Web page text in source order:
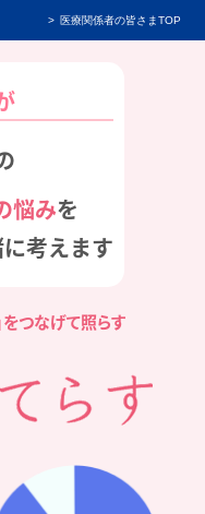
医療関係者の皆さまTOP
悩みを
考えます
をつなげて照らす